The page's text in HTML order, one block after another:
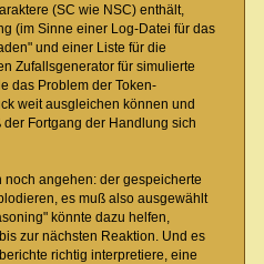
(SC wie NSC) enthält,
(im Sinne einer Log-Datei für das
und einer Liste für die
Zufallsgenerator für simulierte
das Problem der Token-
weit ausgleichen können und
Fortgang der Handlung sich
angehen: der gespeicherte
es muß also ausgewählt
könnte dazu helfen,
zur nächsten Reaktion. Und es
richtig interpretiere, eine